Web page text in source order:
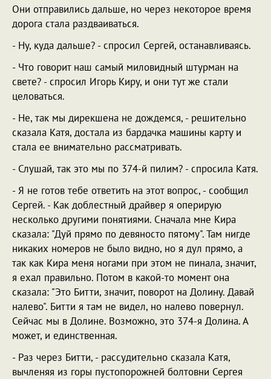
Они отправились дальше, но через некоторое время
дорога стала раздваиваться.
- Ну, куда дальше? - спросил Сергей, останавливаясь.
- Что говорит наш самый миловидный штурман на
свете? - спросил Игорь Киру, и они тут же стали
целоваться.
- Не, так мы дирекшена не дождемся, - решительно
сказала Катя, достала из бардачка машины карту и
стала ее внимательно рассматривать.
- Слушай, так это мы по 374-й пилим? - спросила Катя.
- Я не готов тебе ответить на этот вопрос, - сообщил
Сергей. - Как доблестный драйвер я оперирую
несколько другими понятиями. Сначала мне Кира
сказала: "Дуй прямо по девяносто пятому". Там нигде
никаких номеров не было видно, но я дул прямо, а
так как Кира меня ногами при этом не пинала, значит,
я ехал правильно. Потом в какой-то момент она
сказала: "Это Битти, значит, поворот на Долину. Давай
налево". Битти я там не видел, но налево повернул.
Сейчас мы в Долине. Возможно, это 374-я Долина. А
может, и единственная.
- Раз через Битти, - рассудительно сказала Катя,
вычленяя из горы пустопорожней болтовни Сергея